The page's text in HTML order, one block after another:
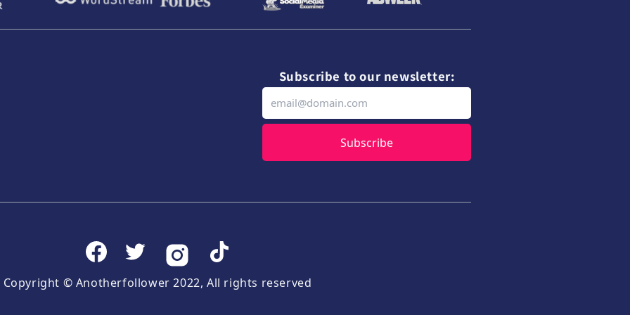
Subscribe to our newsletter:
Subscribe
Copyright © Anotherfollower 2022, All rights reserved